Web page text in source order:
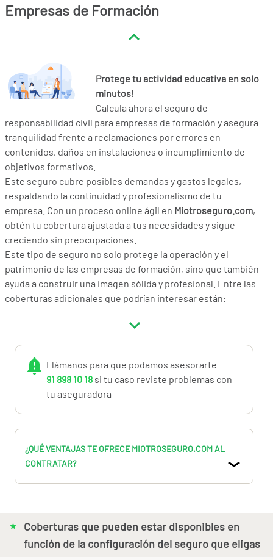
Empresas de Formación
Protege tu actividad educativa en solo
minutos!
Calcula ahora el seguro de
responsabilidad civil para empresas de formación y asegura
tranquilidad frente a reclamaciones por errores en
contenidos, daños en instalaciones o incumplimiento de
objetivos formativos.
Este seguro cubre posibles demandas y gastos legales,
respaldando la continuidad y profesionalismo de tu
empresa. Con un proceso online ágil en Miotroseguro.com,
obtén tu cobertura ajustada a tus necesidades y sigue
creciendo sin preocupaciones.
Este tipo de seguro no solo protege la operación y el
patrimonio de las empresas de formación, sino que también
ayuda a construir una imagen sólida y profesional. Entre las
coberturas adicionales que podrían interesar están:
Responsabilidad civil profesional
Defensa penal y reclamación de daños
Consúltanos tus dudas, llámanos para que podamos
asesorarte al 902.74.79.78 o 91.898.10.18
Llámanos para que podamos asesorarte
91 898 10 18 si tu caso reviste problemas con
tu aseguradora
¿QUÉ VENTAJAS TE OFRECE MIOTROSEGURO.COM AL
CONTRATAR?
Coberturas que pueden estar disponibles en
función de la configuración del seguro que eligas